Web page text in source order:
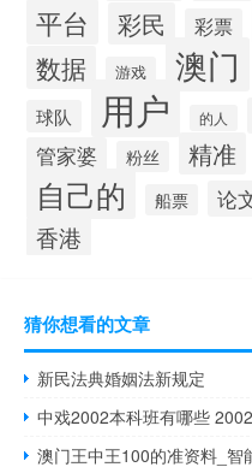
平台 彩民 彩票
数据 游戏 澳门
球队
用户 的人
管家婆 粉丝 精准
自己的 船票 论
香港
猜你想看的文章
新民法典婚姻法新规定
中戏2002本科班有哪些
澳门王中王100的准资料_